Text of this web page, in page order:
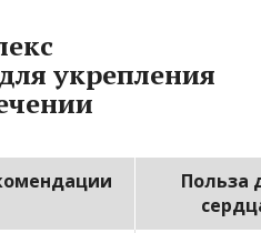
укрепления
Польза